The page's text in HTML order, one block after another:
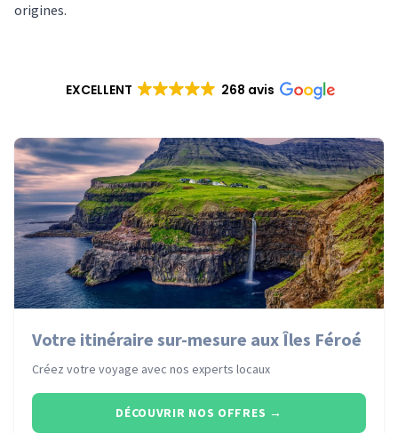
origines.
EXCELLENT 268 avis
Votre itinéraire sur-mesure aux Îles Féroé
Créez votre voyage avec nos experts locaux
DÉCOUVRIR NOS OFFRES →